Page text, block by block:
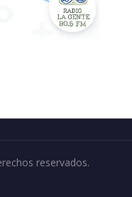
reservados.